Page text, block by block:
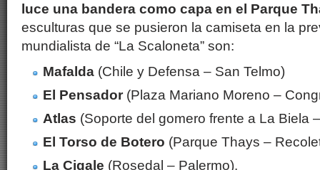
luce una bandera como capa en el Parque
esculturas que se pusieron la camiseta en la
mundialista de “La Scaloneta” son:
Mafalda (Chile y Defensa – San Telmo)
El Pensador(Plaza Mariano Moreno –
Atlas (Soporte del gomero frente a La Biela
El Torso de Botero (Parque Thays –
La Cigale (Rosedal – Palermo).